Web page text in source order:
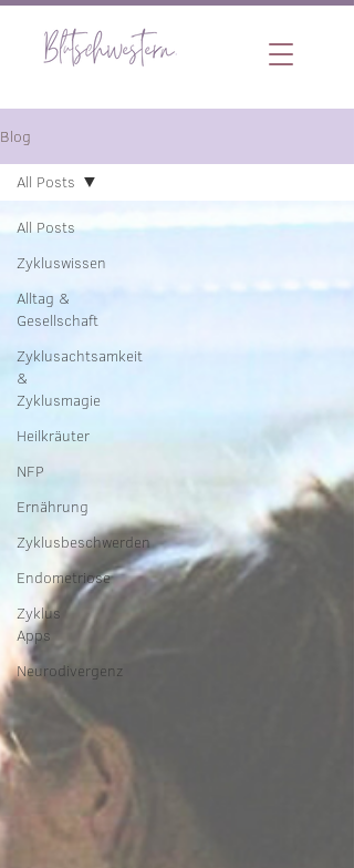
Blog
All Posts
Zykluswissen
Alltag &
Gesellschaft
Zyklusachtsamkeit
&
Zyklusmagie
Heilkräuter
NFP
Ernährung
Zyklusbeschwerden
Endometriose
Zyklus
Apps
Neurodivergenz
All Posts